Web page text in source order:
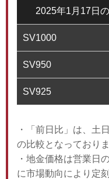
2025年1月17日
SV1000
SV950
SV925
・「前日比」は、土
の比較となっておりま
・地金価格は営業日
に市場動向により定